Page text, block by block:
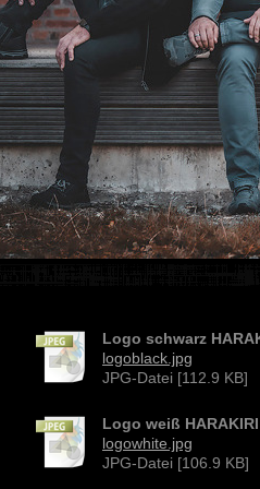
Logo schwarz
logoblack.jpg
JPG-Datei [112.9 KB]
Logo weiß HARAKIRI
logowhite.jpg
JPG-Datei [106.9 KB]